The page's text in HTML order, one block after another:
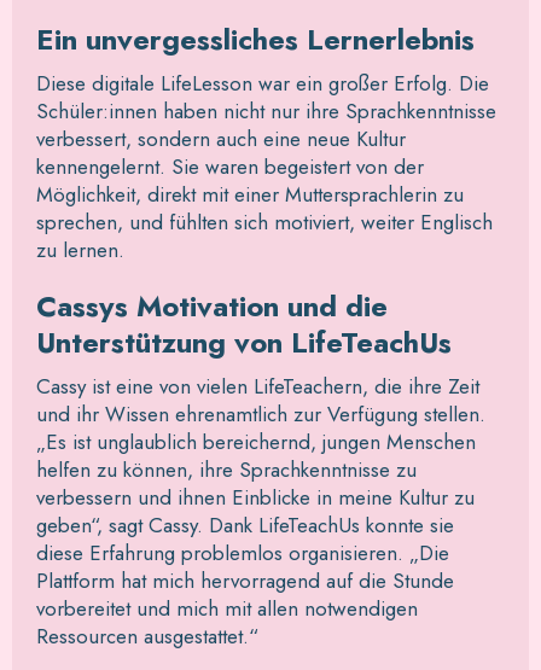
Ein unvergessliches Lernerlebnis
Diese digitale LifeLesson war ein großer Erfolg. Die
Schüler:innen haben nicht nur ihre Sprachkenntnisse
verbessert, sondern auch eine neue Kultur
kennengelernt. Sie waren begeistert von der
Möglichkeit, direkt mit einer Muttersprachlerin zu
sprechen, und fühlten sich motiviert, weiter Englisch
zu lernen.
Cassys Motivation und die
Unterstützung von LifeTeachUs
Cassy ist eine von vielen LifeTeachern, die ihre Zeit
und ihr Wissen ehrenamtlich zur Verfügung stellen.
„Es ist unglaublich bereichernd, jungen Menschen
helfen zu können, ihre Sprachkenntnisse zu
verbessern und ihnen Einblicke in meine Kultur zu
geben“, sagt Cassy. Dank LifeTeachUs konnte sie
diese Erfahrung problemlos organisieren. „Die
Plattform hat mich hervorragend auf die Stunde
vorbereitet und mich mit allen notwendigen
Ressourcen ausgestattet.“